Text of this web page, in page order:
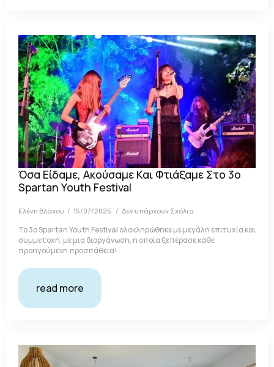
Όσα Είδαμε, Ακούσαμε Και Φτιάξαμε Στο 3ο
Spartan Youth Festival
Ελένη Βλάχου 15/07/2025 Δεν υπάρχουν Σχόλια
To 3ο Spartan Youth Festival ολοκληρώθηκε με μεγάλη επιτυχία και
συμμετοχή, με μια διοργάνωση, η οποία ξεπέρασε κάθε
προηγούμενη προσπάθεια!
read more